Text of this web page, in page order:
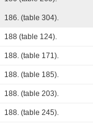
186. (table 304).
188 (table 124).
188. (table 171).
188. (table 185).
188. (table 203).
188. (table 245).